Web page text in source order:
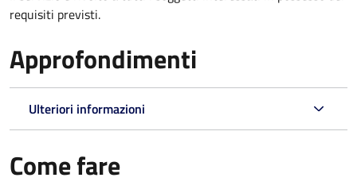
requisiti previsti.
Approfondimenti
Ulteriori informazioni
Come fare